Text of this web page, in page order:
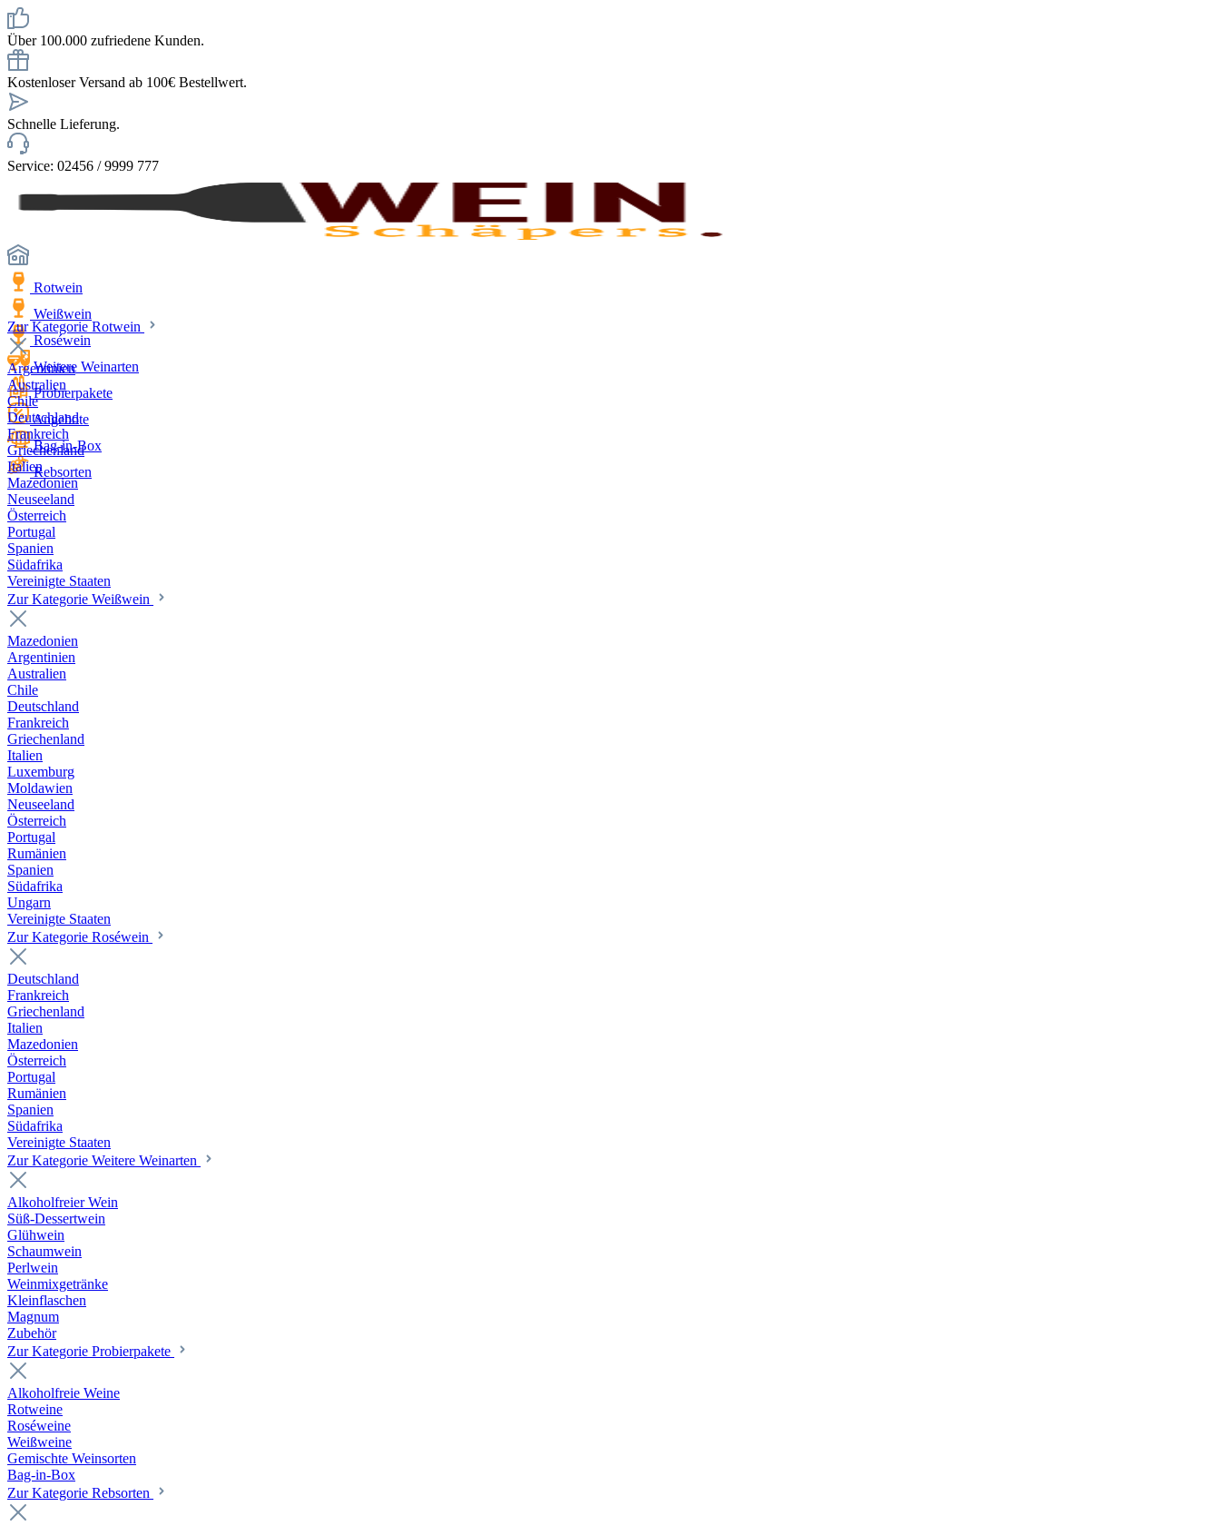
Über 100.000 zufriedene Kunden.
Kostenloser Versand ab 100€ Bestellwert.
Schnelle Lieferung.
Service: 02456 / 9999 777
Rotwein
Weißwein
Roséwein
Weitere Weinarten
Probierpakete
Angebote
Bag-in-Box
Rebsorten
Zur Kategorie Rotwein
Argentinien
Australien
Chile
Deutschland
Frankreich
Griechenland
Italien
Mazedonien
Neuseeland
Österreich
Portugal
Spanien
Südafrika
Vereinigte Staaten
Zur Kategorie Weißwein
Mazedonien
Argentinien
Australien
Chile
Deutschland
Frankreich
Griechenland
Italien
Luxemburg
Moldawien
Neuseeland
Österreich
Portugal
Rumänien
Spanien
Südafrika
Ungarn
Vereinigte Staaten
Zur Kategorie Roséwein
Deutschland
Frankreich
Griechenland
Italien
Mazedonien
Österreich
Portugal
Rumänien
Spanien
Südafrika
Vereinigte Staaten
Zur Kategorie Weitere Weinarten
Alkoholfreier Wein
Süß-Dessertwein
Glühwein
Schaumwein
Perlwein
Weinmixgetränke
Kleinflaschen
Magnum
Zubehör
Zur Kategorie Probierpakete
Alkoholfreie Weine
Rotweine
Roséweine
Weißweine
Gemischte Weinsorten
Bag-in-Box
Zur Kategorie Rebsorten